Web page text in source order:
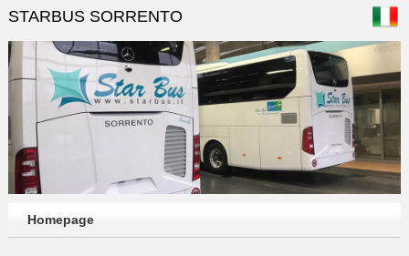
STARBUS SORRENTO
Homepage